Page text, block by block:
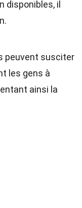
disponibles, il
peuvent susciter
les gens à
ainsi la